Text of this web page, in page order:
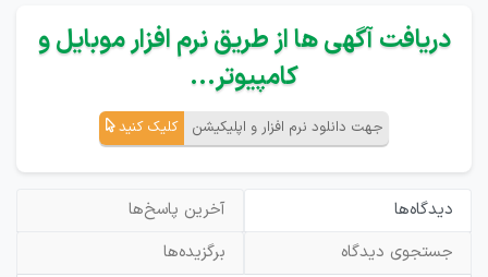
دریافت آگهی ها از طریق نرم افزار موبایل و
کامپیوتر...
جهت دانلود نرم افزار و اپلیکیشن کلیک کنید
دیدگاه‌ها
آخرین پاسخ‌ها
جستجوی دیدگاه
برگزیده‌ها